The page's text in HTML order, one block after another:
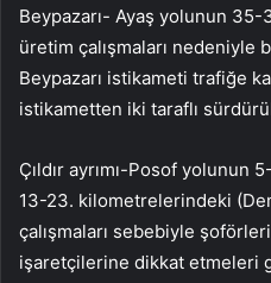
Beypazarı- Ayaş yolunun
üretim çalışmaları nedeniyle
Beypazarı istikameti trafiğe
istikametten iki taraflı
Çıldır ayrımı-Posof
13-23. kilometrelerindeki
çalışmaları sebebiyle
işaretçilerine dikkat etmeleri